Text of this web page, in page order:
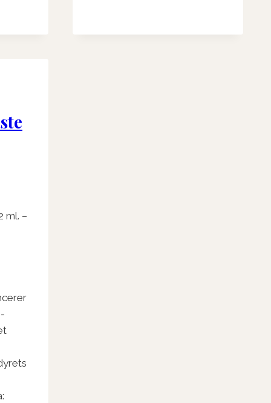
ml. –